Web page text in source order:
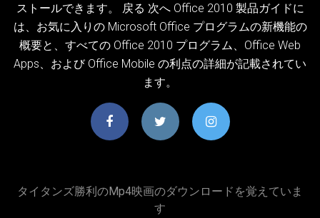
ストールできます。 戻る 次へ Office 2010 製品ガイドに
は、お気に入りの Microsoft Office プログラムの新機能の
概要と、すべての Office 2010 プログラム、Office Web
Apps、および Office Mobile の利点の詳細が記載されてい
ます。
タイタンズ勝利のmp4映画のダウンロードを覚えていま
す